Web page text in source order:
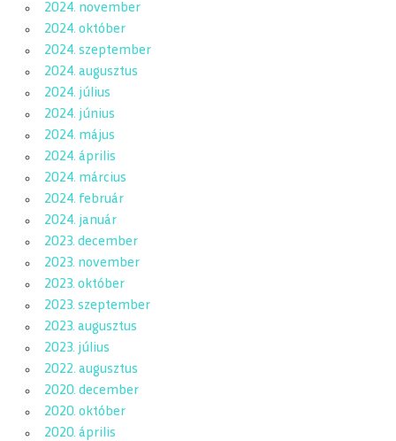
2024. november
2024. október
2024. szeptember
2024. augusztus
2024. július
2024. június
2024. május
2024. április
2024. március
2024. február
2024. január
2023. december
2023. november
2023. október
2023. szeptember
2023. augusztus
2023. július
2022. augusztus
2020. december
2020. október
2020. április